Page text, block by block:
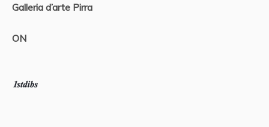
Galleria d’arte Pirra
ON